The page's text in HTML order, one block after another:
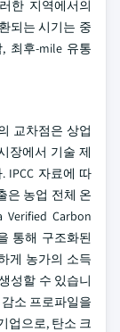
한 지역에서의
되는 시기는 중
최후-mile 유통
교차점은 상업
장에서 기술 제
IPCC 자료에 따
은 농업 전체 온
Carbon
통해 구조화된
게 농가의 소득
성할 수 있습니
소 프로파일을
업으로, 탄소 크